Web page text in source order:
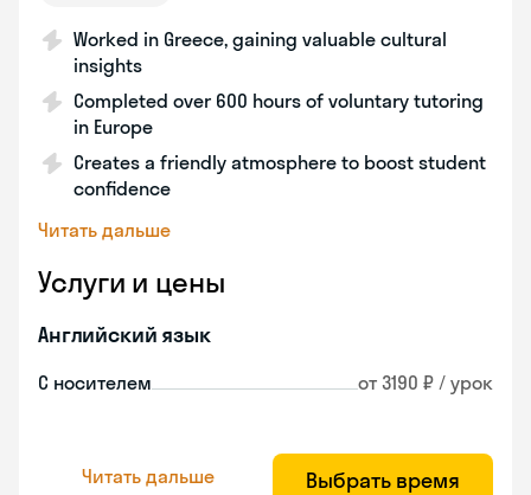
Worked in Greece, gaining valuable cultural
insights
Completed over 600 hours of voluntary tutoring
in Europe
Creates a friendly atmosphere to boost student
confidence
Читать дальше
Услуги и цены
Английский язык
С носителем от 3190 ₽ / урок
Читать дальше Выбрать время